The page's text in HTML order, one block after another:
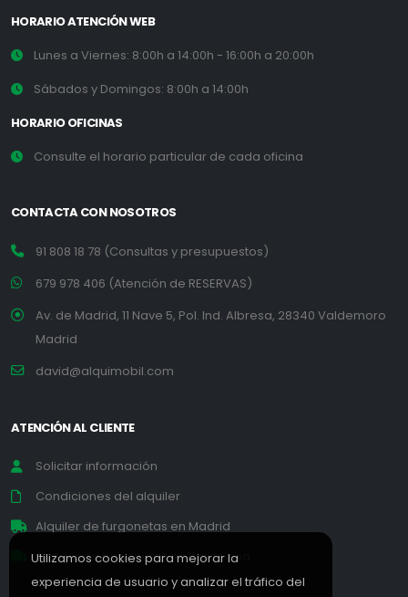
HORARIO ATENCIÓN WEB
Lunes a Viernes: 8:00h a 14:00h - 16:00h a 20:00h
Sábados y Domingos: 8:00h a 14:00h
HORARIO OFICINAS
Consulte el horario particular de cada oficina
CONTACTA CON NOSOTROS
91 808 18 78 (Consultas y presupuestos)
679 978 406 (Atención de RESERVAS)
Av. de Madrid, 11 Nave 5, Pol. Ind. Albresa, 28340 Valdemoro
Madrid
david@alquimobil.com
ATENCIÓN AL CLIENTE
Solicitar información
Condiciones del alquiler
Alquiler de furgonetas en Madrid
Alquiler de furgonetas en Barcelona
Utilizamos cookies para mejorar la
experiencia de usuario y analizar el tráfico del